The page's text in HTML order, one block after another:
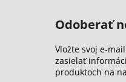
Odoberať
Vložte svoj e-
zasielať
produktoch na